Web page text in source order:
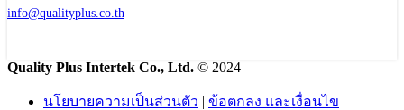
info@qualityplus.co.th
Quality Plus Intertek Co., Ltd. © 2024
นโยบายความเป็นส่วนตัว | ข้อตกลง และเงื่อนไข